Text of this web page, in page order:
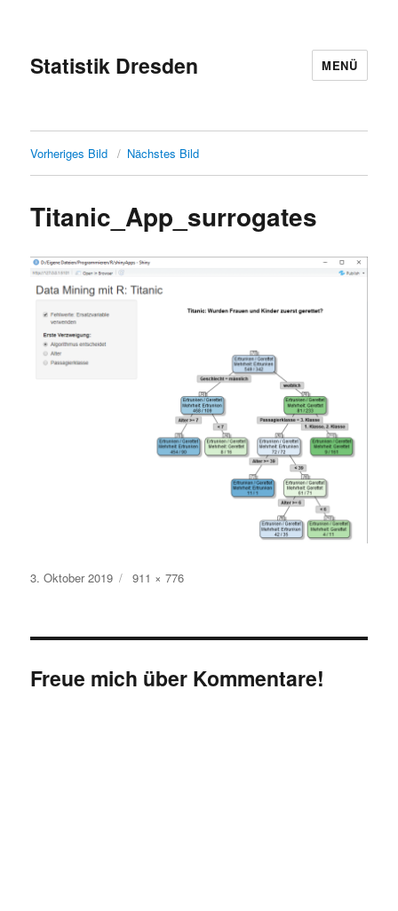
Statistik Dresden MENÜ
Vorheriges Bild Nächstes Bild
Titanic_App_surrogates
Veröffentlicht
3. Oktober 2019 Originalgröße
911 × 776
Freue mich über Kommentare!